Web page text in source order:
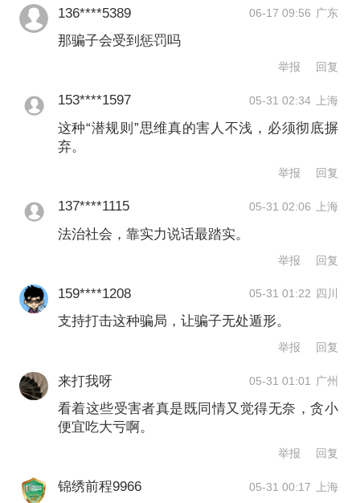
一个健康成熟的现代社会，其运行基础
人们相信规则、相信程序、相信公开透
明的竞争；遇事走正道、靠实力、循法
律；不相信天上掉馅饼，也不相信钱能
买通一切。一言以蔽之，人们信仰的是
法治，而不是潜规则。只有以“法治信
仰”取代“潜规则信仰”，才能让所有人获
得真正的安全感，让骗子失去施展骗术
的环境和机会。
两起案件就像两记警钟，既警醒世人莫
做潜规则的信徒，也提示社会促进法治
文明的方向。当下而言，我们不仅要完
善法律制度，更要培育公民的法治信
仰，让依法治国成为深入人心的社会共
136****5389 06-17 09:56 广东
那骗子会受到惩罚吗
举报 回复
153****1597 05-31 02:34 上海
这种“潜规则”思维真的害人不浅，必须彻底摒
弃。
举报 回复
137****1115 05-31 02:06 上海
法治社会，靠实力说话最踏实。
举报 回复
159****1208 05-31 01:22 四川
支持打击这种骗局，让骗子无处遁形。
举报 回复
来打我呀 05-31 01:01 广州
看着这些受害者真是既同情又觉得无奈，贪小
便宜吃大亏啊。
举报 回复
锦绣前程9966 05-31 00:17 上海